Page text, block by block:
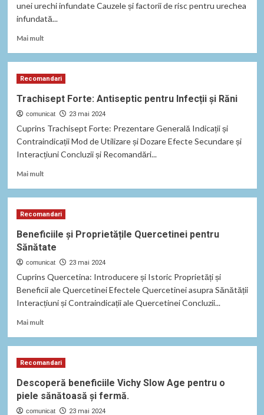
și
industria
unei urechi infundate Cauzele și factorii de risc pentru urechea
infundată...
Mai multRead
infundată:
simptome
și
tratament.
Recomandari
Trachisept Forte: Antiseptic pentru Infecții și Răni
comunicat 23 mai 2024
Cuprins Trachisept Forte: Prezentare Generală Indicații și
Contraindicații Mod de Utilizare și Dozare Efecte Secundare și
Interacțiuni Concluzii și Recomandări...
Mai multRead
Forte:
pentru
Infecții
și
Răni
Recomandari
Beneficiile și Proprietățile Quercetinei pentru
Sănătate
comunicat 23 mai 2024
Cuprins Quercetina: Introducere și Istoric Proprietăți și
Beneficii ale Quercetinei Efectele Quercetinei asupra Sănătății
Interacțiuni și Contraindicații ale Quercetinei Concluzii...
Mai multRead
și
Quercetinei
pentru
Sănătate
Recomandari
Descoperă beneficiile Vichy Slow Age pentru o
piele sănătoasă și fermă.
comunicat 23 mai 2024